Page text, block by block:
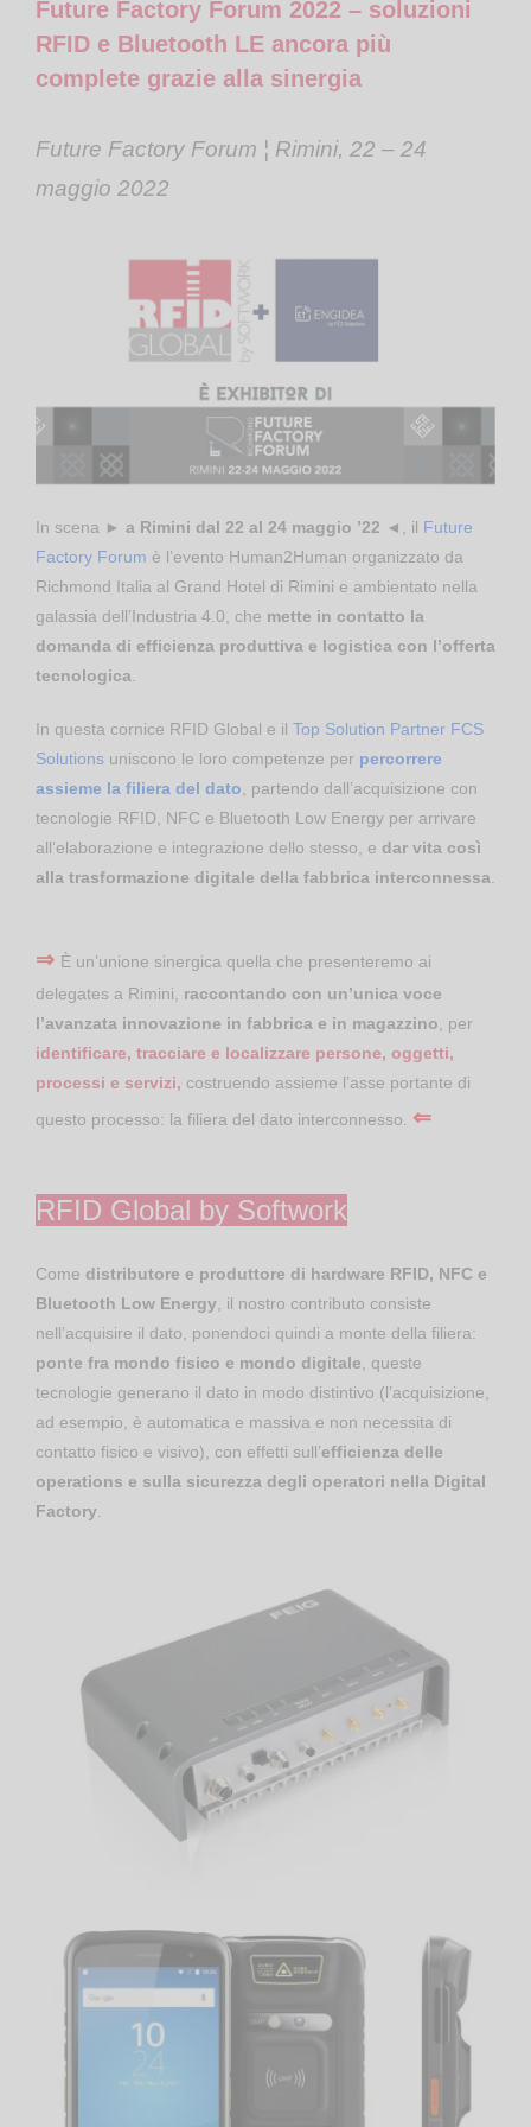
Future Factory Forum 2022 – soluzioni
RFID e Bluetooth LE ancora più
complete grazie alla sinergia
Future Factory Forum ¦ Rimini, 22 – 24
maggio 2022
In scena ► a Rimini dal 22 al 24 maggio ’22 ◄, il Future
Factory Forum è l’evento Human2Human organizzato da
Richmond Italia al Grand Hotel di Rimini e ambientato nella
galassia dell’Industria 4.0, che mette in contatto la
domanda di efficienza produttiva e logistica con l’offerta
tecnologica.
In questa cornice RFID Global e il Top Solution Partner FCS
Solutions uniscono le loro competenze per percorrere
assieme la filiera del dato, partendo dall’acquisizione con
tecnologie RFID, NFC e Bluetooth Low Energy per arrivare
all’elaborazione e integrazione dello stesso, e dar vita così
alla trasformazione digitale della fabbrica interconnessa.
⇒ È un’unione sinergica quella che presenteremo ai
delegates a Rimini, raccontando con un’unica voce
l’avanzata innovazione in fabbrica e in magazzino, per
identificare, tracciare e localizzare persone, oggetti,
processi e servizi, costruendo assieme l’asse portante di
questo processo: la filiera del dato interconnesso. ⇐
RFID Global by Softwork
Come distributore e produttore di hardware RFID, NFC e
Bluetooth Low Energy, il nostro contributo consiste
nell’acquisire il dato, ponendoci quindi a monte della filiera:
ponte fra mondo fisico e mondo digitale, queste
tecnologie generano il dato in modo distintivo (l’acquisizione,
ad esempio, è automatica e massiva e non necessita di
contatto fisico e visivo), con effetti sull’efficienza delle
operations e sulla sicurezza degli operatori nella Digital
Factory.